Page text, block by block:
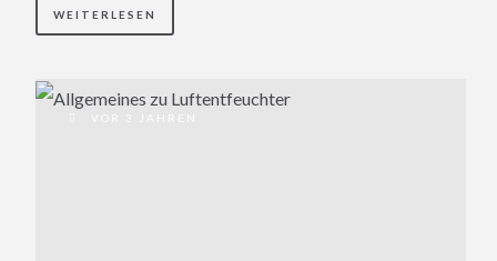
WEITERLESEN
VOR 3 JAHREN